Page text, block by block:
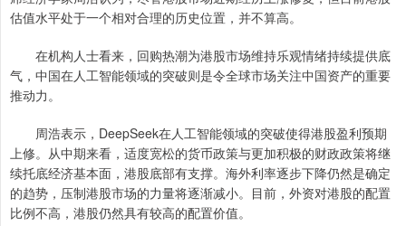
估值水平处于一个相对合理的历史位置，并不算高。
在机构人士看来，回购热潮为港股市场维持乐观情绪持续提供底
气，中国在人工智能领域的突破则是令全球市场关注中国资产的重要
推动力。
周浩表示，DeepSeek在人工智能领域的突破使得港股盈利预期
上修。从中期来看，适度宽松的货币政策与更加积极的财政政策将继
续托底经济基本面，港股底部有支撑。海外利率逐步下降仍然是确定
的趋势，压制港股市场的力量将逐渐减小。目前，外资对港股的配置
比例不高，港股仍然具有较高的配置价值。